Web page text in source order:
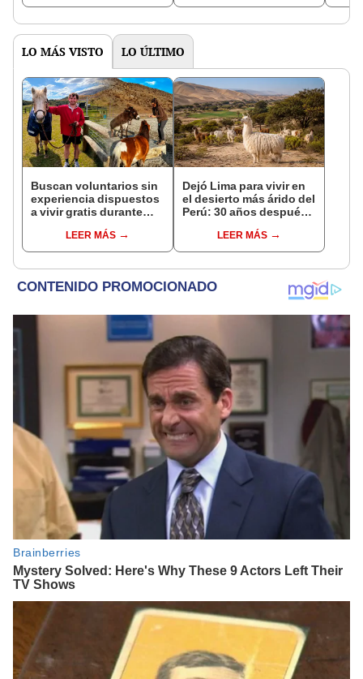
asno salvaje está
en un paisaje con más
vida
podría cambiar todo lo
pasado
LO MÁS VISTO LO ÚLTIMO
Buscan voluntarios sin
experiencia dispuestos
a vivir gratis durante
cuidar caballos, burros
y otros animales
LEER MÁS
Dejó Lima para vivir en
el desierto más árido del
Perú: 30 años después,
creó un sorprendente
ecosistema
LEER MÁS